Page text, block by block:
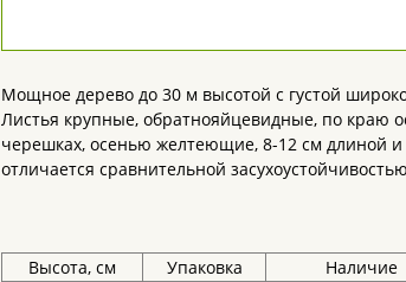
Мощное дерево до 30 м высотой с густой
Листья крупные, обратнояйцевидные, по краю
черешках, осенью желтеющие, 8-12 см длиной
отличается сравнительной
Высота, см Упаковка Наличие